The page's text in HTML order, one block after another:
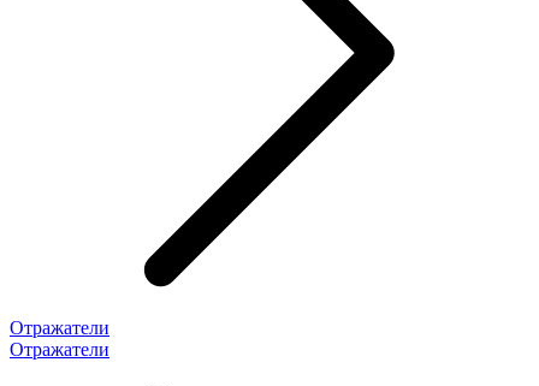
Отражатели
Отражатели